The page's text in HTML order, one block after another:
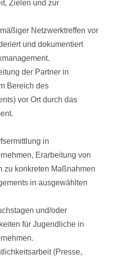
Zielen und zur
Netzwerktreffen vor
und dokumentiert
der Partner in
Bereich des
vor Ort durch das
in
Erarbeitung von
zu konkreten Maßnahmen
in ausgewählten
und/oder
für Jugendliche in
(Presse,